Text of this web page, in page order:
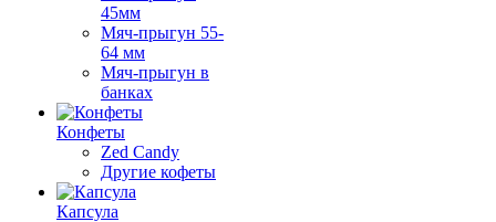
45мм
Мяч-прыгун 55-
64 мм
Мяч-прыгун в
банках
Конфеты
Zed Candy
Другие кофеты
Капсула